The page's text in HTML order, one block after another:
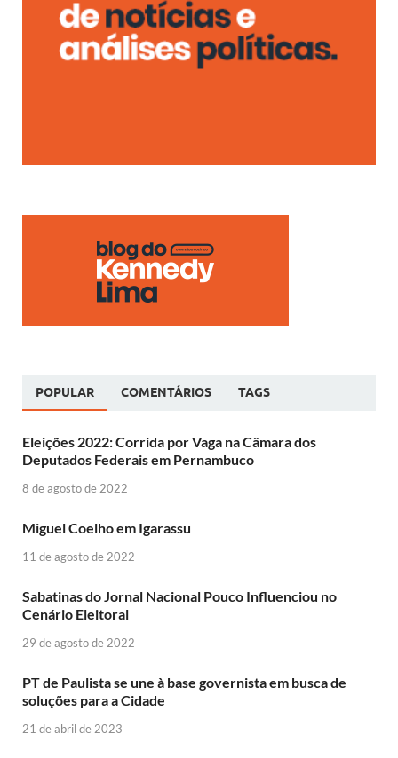
POPULAR COMENTÁRIOS TAGS
Eleições 2022: Corrida por Vaga na Câmara dos
Deputados Federais em Pernambuco
8 de agosto de 2022
Miguel Coelho em Igarassu
11 de agosto de 2022
Sabatinas do Jornal Nacional Pouco Influenciou no
Cenário Eleitoral
29 de agosto de 2022
PT de Paulista se une à base governista em busca de
soluções para a Cidade
21 de abril de 2023